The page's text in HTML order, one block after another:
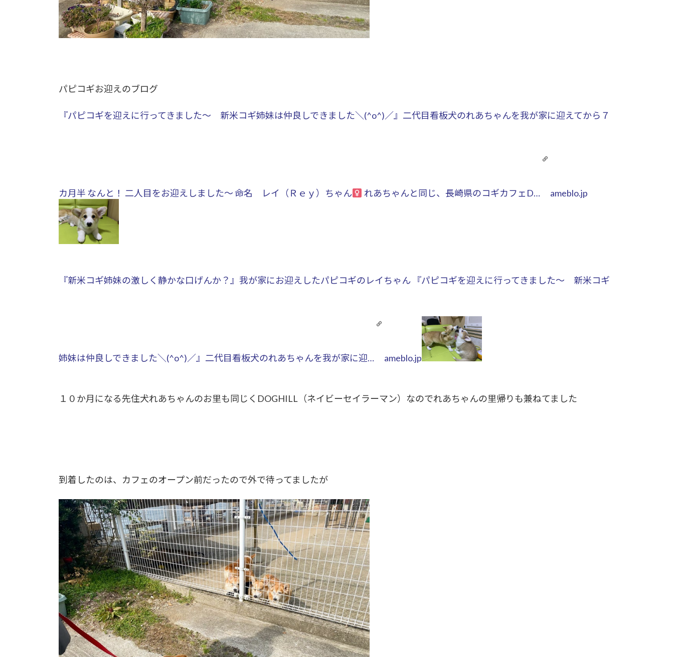
パピコギお迎えのブログ
『パピコギを迎えに行ってきました～ 新米コギ姉妹は仲良しできました＼(^o^)／』 二代目看板犬のれあちゃんを我が家に迎えてから７
カ月半 なんと！ 二人目をお迎えしました～ 命名 レイ（Ｒｅｙ）ちゃん れあちゃんと同じ、長崎県のコギカフェD… ameblo.jp
『新米コギ姉妹の激しく静かな口げんか？』 我が家にお迎えしたパピコギのレイちゃん 『パピコギを迎えに行ってきました～ 新米コギ
姉妹は仲良しできました＼(^o^)／』二代目看板犬のれあちゃんを我が家に迎… ameblo.jp
１０か月になる先住犬れあちゃんのお里も同じくDOGHILL（ネイビーセイラーマン）なのでれあちゃんの里帰りも兼ねてました
到着したのは、カフェのオープン前だったので外で待ってましたが